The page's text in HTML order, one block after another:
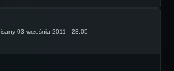
03 września 2011 - 23:05